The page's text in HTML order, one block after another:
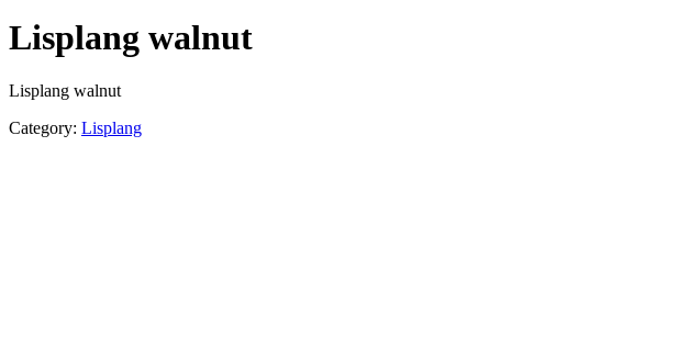
Lisplang walnut
Lisplang walnut
Category: Lisplang